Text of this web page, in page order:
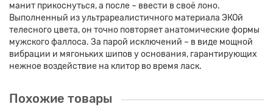
манит прикоснуться, а после – ввести в своё лоно.
Выполненный из ультрареалистичного материала ЭКОй
телесного цвета, он точно повторяет анатомические формы
мужского фаллоса. За парой исключений – в виде мощной
вибрации и мягоньких шипов у основания, гарантирующих
нежное воздействие на клитор во время ласк.
Похожие товары